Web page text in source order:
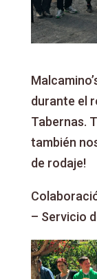
durante el
Tabernas.
también
de rodaje!
– Servicio